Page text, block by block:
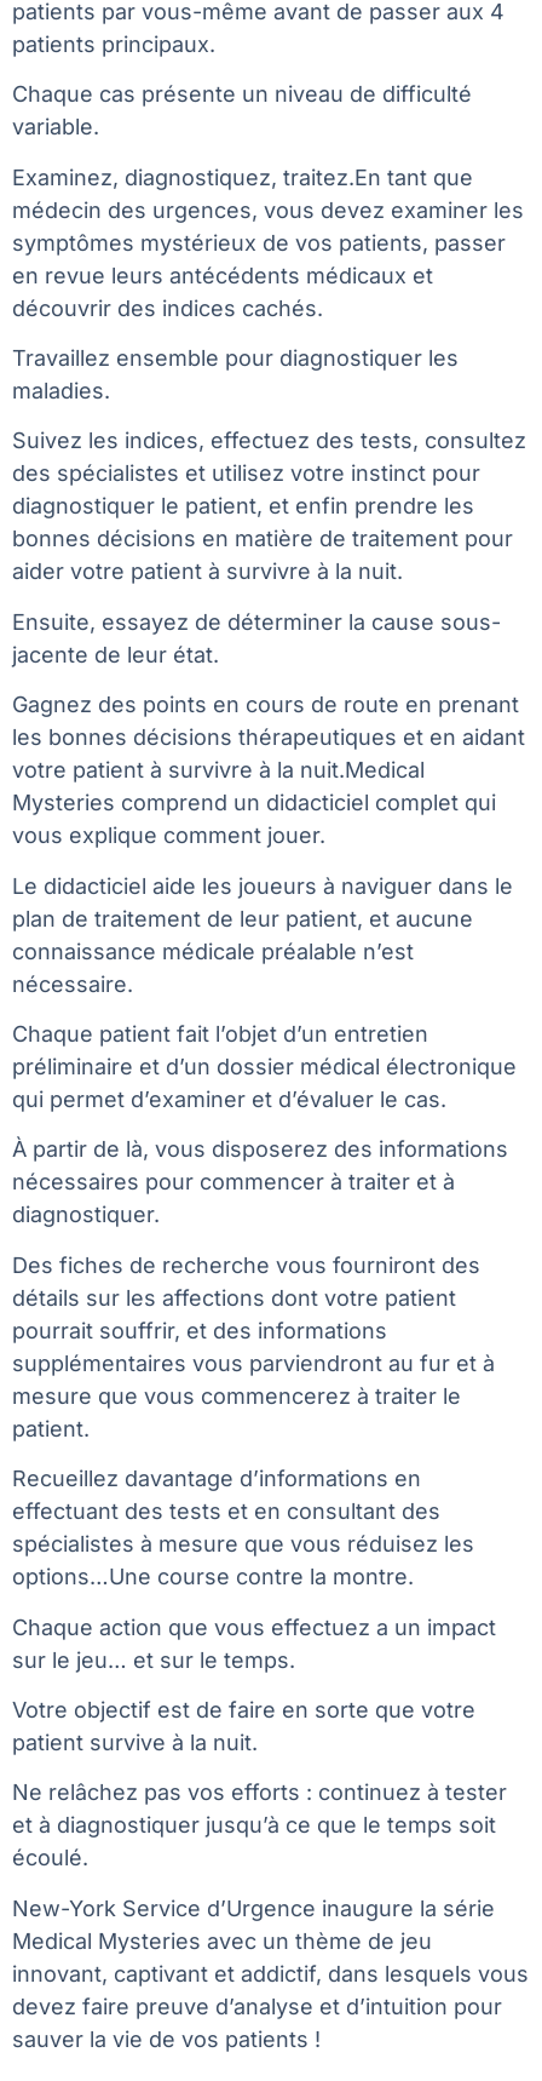
patients par vous-même avant de passer aux 4
patients principaux.
Chaque cas présente un niveau de difficulté
variable.
Examinez, diagnostiquez, traitez.En tant que
médecin des urgences, vous devez examiner les
symptômes mystérieux de vos patients, passer
en revue leurs antécédents médicaux et
découvrir des indices cachés.
Travaillez ensemble pour diagnostiquer les
maladies.
Suivez les indices, effectuez des tests, consultez
des spécialistes et utilisez votre instinct pour
diagnostiquer le patient, et enfin prendre les
bonnes décisions en matière de traitement pour
aider votre patient à survivre à la nuit.
Ensuite, essayez de déterminer la cause sous-
jacente de leur état.
Gagnez des points en cours de route en prenant
les bonnes décisions thérapeutiques et en aidant
votre patient à survivre à la nuit.Medical
Mysteries comprend un didacticiel complet qui
vous explique comment jouer.
Le didacticiel aide les joueurs à naviguer dans le
plan de traitement de leur patient, et aucune
connaissance médicale préalable n’est
nécessaire.
Chaque patient fait l’objet d’un entretien
préliminaire et d’un dossier médical électronique
qui permet d’examiner et d’évaluer le cas.
À partir de là, vous disposerez des informations
nécessaires pour commencer à traiter et à
diagnostiquer.
Des fiches de recherche vous fourniront des
détails sur les affections dont votre patient
pourrait souffrir, et des informations
supplémentaires vous parviendront au fur et à
mesure que vous commencerez à traiter le
patient.
Recueillez davantage d’informations en
effectuant des tests et en consultant des
spécialistes à mesure que vous réduisez les
options…Une course contre la montre.
Chaque action que vous effectuez a un impact
sur le jeu… et sur le temps.
Votre objectif est de faire en sorte que votre
patient survive à la nuit.
Ne relâchez pas vos efforts : continuez à tester
et à diagnostiquer jusqu’à ce que le temps soit
écoulé.
New-York Service d’Urgence inaugure la série
Medical Mysteries avec un thème de jeu
innovant, captivant et addictif, dans lesquels vous
devez faire preuve d’analyse et d’intuition pour
sauver la vie de vos patients !